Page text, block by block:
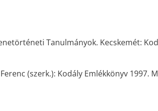
Tanulmányok. Kecskemét:
(szerk.): Kodály Emlékkönyv 1997.